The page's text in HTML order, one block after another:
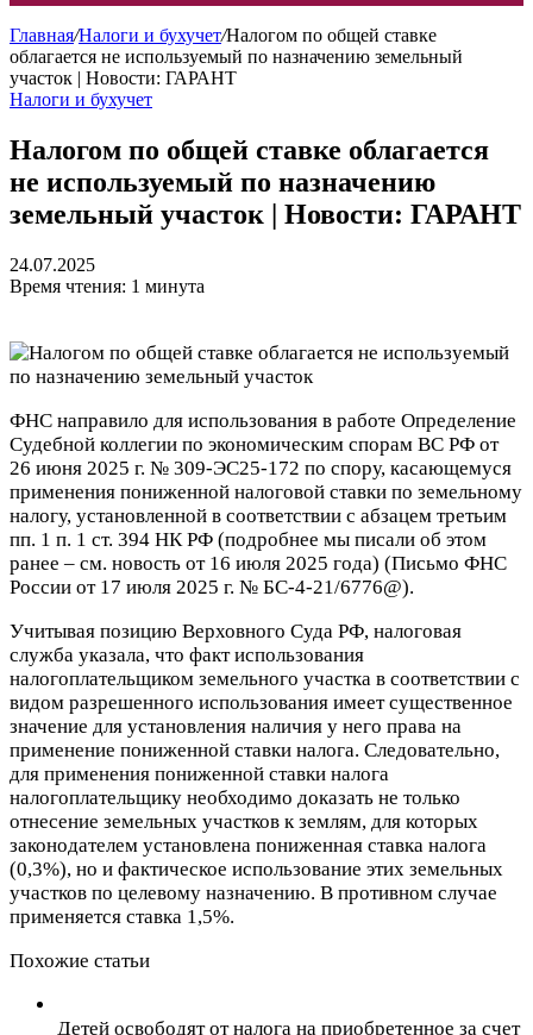
Главная/Налоги и бухучет/Налогом по общей ставке
облагается не используемый по назначению земельный
участок | Новости: ГАРАНТ
Налоги и бухучет
Налогом по общей ставке облагается
не используемый по назначению
земельный участок | Новости: ГАРАНТ
24.07.2025
Время чтения: 1 минута
ФНС направило для использования в работе Определение
Судебной коллегии по экономическим спорам ВС РФ от
26 июня 2025 г. № 309-ЭС25-172 по спору, касающемуся
применения пониженной налоговой ставки по земельному
налогу, установленной в соответствии с абзацем третьим
пп. 1 п. 1 ст. 394 НК РФ (подробнее мы писали об этом
ранее – см. новость от 16 июля 2025 года) (Письмо ФНС
России от 17 июля 2025 г. № БС-4-21/6776@).
Учитывая позицию Верховного Суда РФ, налоговая
служба указала, что факт использования
налогоплательщиком земельного участка в соответствии с
видом разрешенного использования имеет существенное
значение для установления наличия у него права на
применение пониженной ставки налога. Следовательно,
для применения пониженной ставки налога
налогоплательщику необходимо доказать не только
отнесение земельных участков к землям, для которых
законодателем установлена пониженная ставка налога
(0,3%), но и фактическое использование этих земельных
участков по целевому назначению. В противном случае
применяется ставка 1,5%.
Похожие статьи
Детей освободят от налога на приобретенное за счет